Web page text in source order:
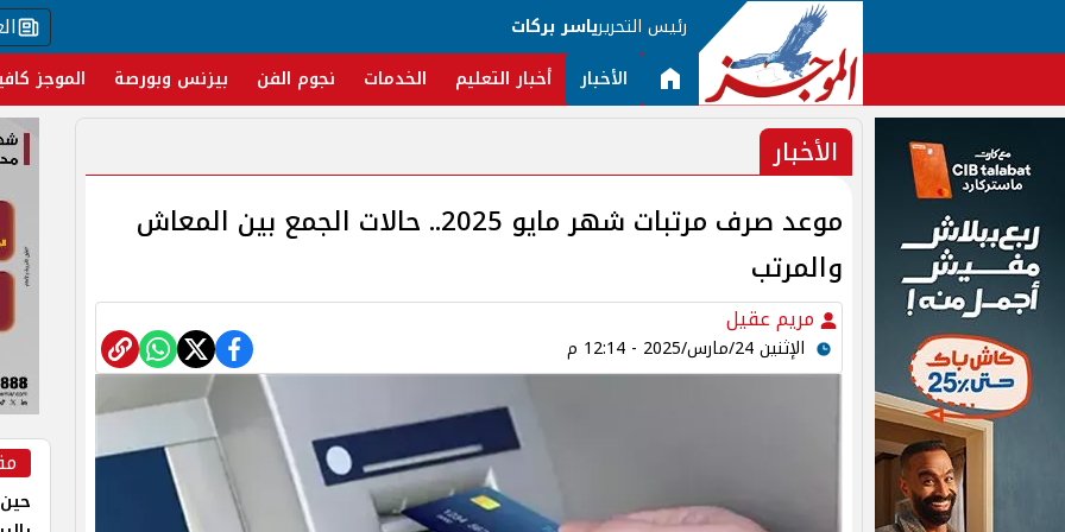
رئيس التحريرياسر بركات
الأخبار أخبار التعليم الخدمات نجوم الفن بيزنس وبورصة الموجز
الأخبار
موعد صرف مرتبات شهر مايو 2025.. حالات الجمع بين المعاش
والمرتب
مريم عقيل
الإثنين 24/مارس/2025 - 12:14 م